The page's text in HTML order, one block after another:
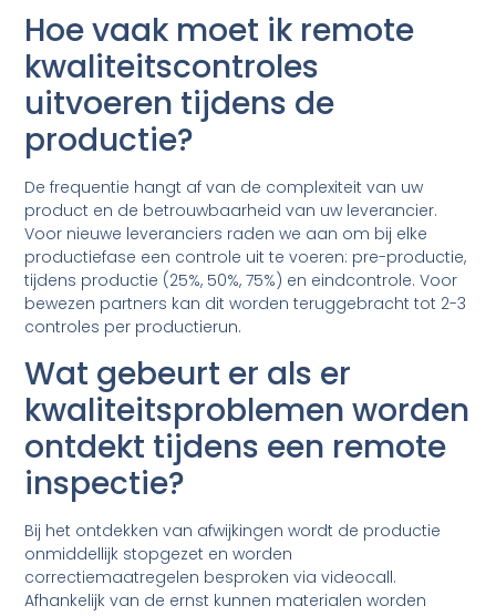
Hoe vaak moet ik remote
kwaliteitscontroles
uitvoeren tijdens de
productie?
De frequentie hangt af van de complexiteit van uw
product en de betrouwbaarheid van uw leverancier.
Voor nieuwe leveranciers raden we aan om bij elke
productiefase een controle uit te voeren: pre-productie,
tijdens productie (25%, 50%, 75%) en eindcontrole. Voor
bewezen partners kan dit worden teruggebracht tot 2-3
controles per productierun.
Wat gebeurt er als er
kwaliteitsproblemen worden
ontdekt tijdens een remote
inspectie?
Bij het ontdekken van afwijkingen wordt de productie
onmiddellijk stopgezet en worden
correctiemaatregelen besproken via videocall.
Afhankelijk van de ernst kunnen materialen worden